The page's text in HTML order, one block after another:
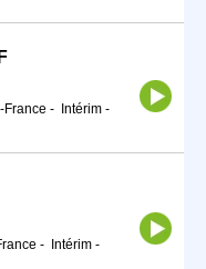
France - Intérim -
- Intérim -